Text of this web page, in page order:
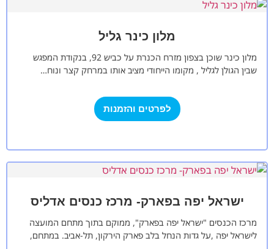
מלון כינר גליל
מלון כינר שוכן בצפון מזרח הכנרת על כביש 92, בנקודת המפגש
שבין הגולן לגליל , מקומו הייחודי מציב אותו במרחק קצר ונוח…
לפרטים והזמנות
ישראל יפה בפארק- מרכז כנסים אדליס
מרכז הכנסים "ישראל יפה בפארק", ממוקם בתוך מתחם המועצה
לישראל יפה ,על גדות הנחל בלב פארק הירקון, תל-אביב. במתחם,